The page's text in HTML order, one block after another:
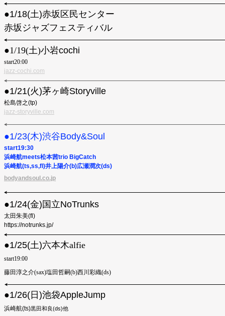
●1/18(土)赤坂区民センター
赤坂ジャズフェスティバル
●︎1/19(土)小岩cochi
start20:00
jazz-cochi.com
●1/21(火)茅ヶ崎Storyville
松島啓之(tp)
jazz-storyville.com
●1/23(木)渋谷Body&Soul
start19:30
浜崎航meets松本茜trio BigCatch
浜崎航(ts,ss,fl)井上陽介(b)広瀬潤次(ds)
bodyandsoul.co.jp
●1/24(金)国立NoTrunks
太田朱美(fl)
https://notrunks.jp/
●1/25(土)六本木alfie
start19:00
藤田淳之介(sax)塩田哲嗣(b)西川彩織(ds)
●︎1/26(日)池袋AppleJump
浜崎航(ts)黒田和良(ds)他